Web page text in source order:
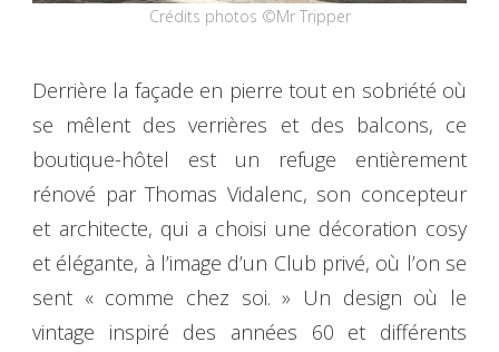
Crédits photos ©Mr Tripper
Derrière la façade en pierre tout en sobriété où
se mêlent des verrières et des balcons, ce
boutique-hôtel est un refuge entièrement
rénové par Thomas Vidalenc, son concepteur
et architecte, qui a choisi une décoration cosy
et élégante, à l’image d’un Club privé, où l’on se
sent « comme chez soi. » Un design où le
vintage inspiré des années 60 et différents